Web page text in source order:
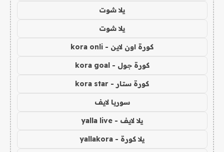
يلا شوت
يلا شوت
كورة اون لاين - kora onli
كورة جول - kora goal
كورة ستار - kora star
سوريا لايف
يلا لايف - yalla live
يلا كورة - yallakora